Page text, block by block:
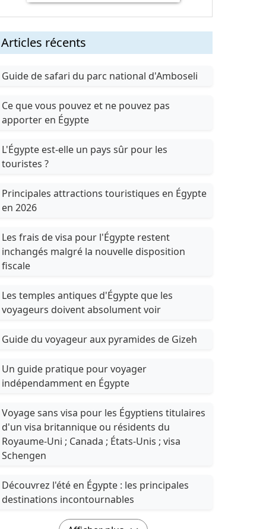
Articles récents
Guide de safari du parc national d'Amboseli
Ce que vous pouvez et ne pouvez pas
apporter en Égypte
L'Égypte est-elle un pays sûr pour les
touristes ?
Principales attractions touristiques en Égypte
en 2026
Les frais de visa pour l'Égypte restent
inchangés malgré la nouvelle disposition
fiscale
Les temples antiques d'Égypte que les
voyageurs doivent absolument voir
Guide du voyageur aux pyramides de Gizeh
Un guide pratique pour voyager
indépendamment en Égypte
Voyage sans visa pour les Égyptiens titulaires
d'un visa britannique ou résidents du
Royaume-Uni ; Canada ; États-Unis ; visa
Schengen
Découvrez l'été en Égypte : les principales
destinations incontournables